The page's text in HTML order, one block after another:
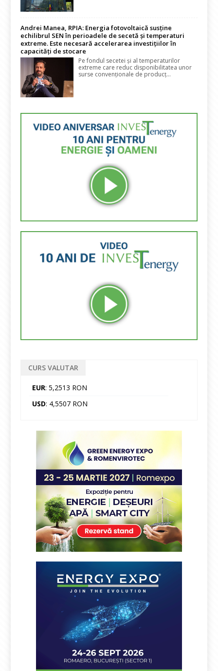
Andrei Manea, RPIA: Energia fotovoltaică susține
echilibrul SEN în perioadele de secetă și temperaturi
extreme. Este necesară accelerarea investițiilor în
capacități de stocare
Pe fondul secetei și al temperaturilor
extreme care reduc disponibilitatea unor
surse convenționale de producț...
CURS VALUTAR
EUR: 5,2513 RON
USD: 4,5507 RON